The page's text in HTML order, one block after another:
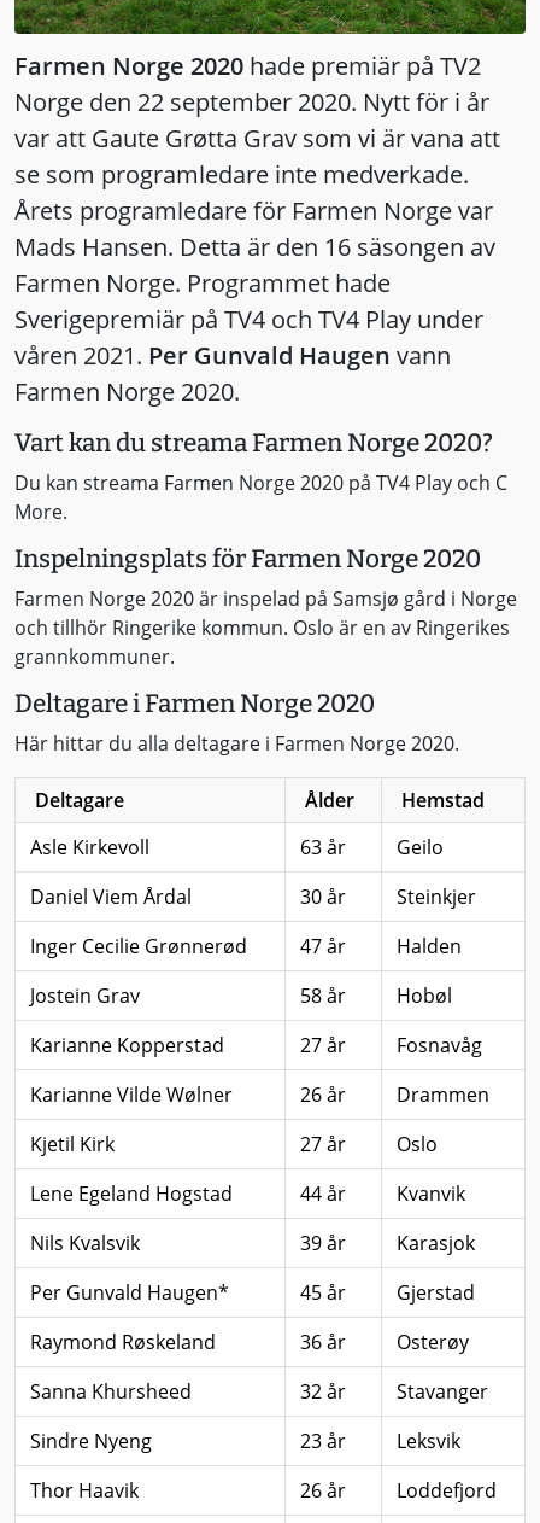
Farmen Norge 2020 hade premiär på TV2
Norge den 22 september 2020. Nytt för i år
var att Gaute Grøtta Grav som vi är vana att
se som programledare inte medverkade.
Årets programledare för Farmen Norge var
Mads Hansen. Detta är den 16 säsongen av
Farmen Norge. Programmet hade
Sverigepremiär på TV4 och TV4 Play under
våren 2021. Per Gunvald Haugen vann
Farmen Norge 2020.
Vart kan du streama Farmen Norge 2020?
Du kan streama Farmen Norge 2020 på TV4 Play och C
More.
Inspelningsplats för Farmen Norge 2020
Farmen Norge 2020 är inspelad på Samsjø gård i Norge
och tillhör Ringerike kommun. Oslo är en av Ringerikes
grannkommuner.
Deltagare i Farmen Norge 2020
Här hittar du alla deltagare i Farmen Norge 2020.
Deltagare Ålder
Hemstad
Asle Kirkevoll
63 år
Geilo
Daniel Viem Årdal
30 år
Steinkjer
Inger Cecilie Grønnerød
47 år
Halden
Jostein Grav
58 år
Hobøl
Karianne Kopperstad
27 år
Fosnavåg
Karianne Vilde Wølner
26 år
Drammen
Kjetil Kirk
27 år
Oslo
Lene Egeland Hogstad
44 år
Kvanvik
Nils Kvalsvik
39 år
Karasjok
Per Gunvald Haugen*
45 år
Gjerstad
Raymond Røskeland
36 år
Osterøy
Sanna Khursheed
32 år
Stavanger
Sindre Nyeng
23 år
Leksvik
Thor Haavik
26 år
Loddefjord